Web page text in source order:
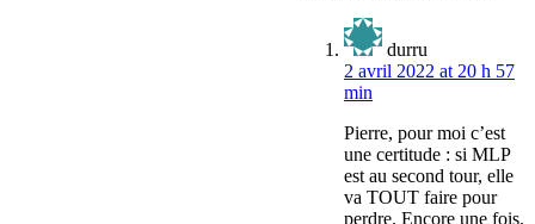
durru
2 avril 2022 at 20 h 57
min
Pierre, pour moi c’est
une certitude : si MLP
est au second tour, elle
va TOUT faire pour
perdre. Encore une fois.